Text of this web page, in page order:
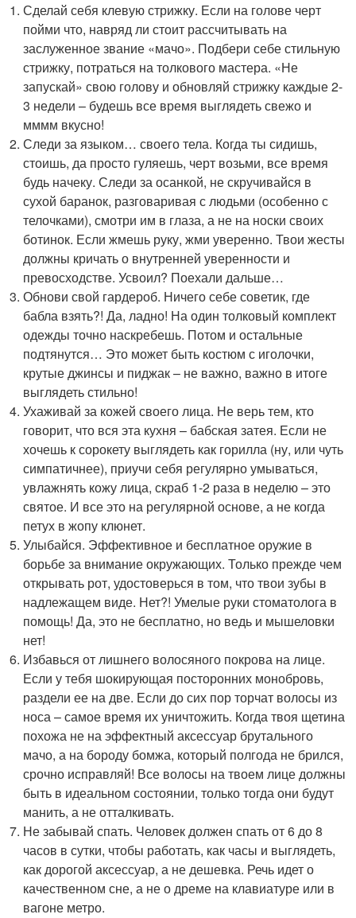
Сделай себя клевую стрижку. Если на голове черт
пойми что, навряд ли стоит рассчитывать на
заслуженное звание «мачо». Подбери себе стильную
стрижку, потраться на толкового мастера. «Не
запускай» свою голову и обновляй стрижку каждые 2-
3 недели – будешь все время выглядеть свежо и
мммм вкусно!
Следи за языком… своего тела. Когда ты сидишь,
стоишь, да просто гуляешь, черт возьми, все время
будь начеку. Следи за осанкой, не скручивайся в
сухой баранок, разговаривая с людьми (особенно с
телочками), смотри им в глаза, а не на носки своих
ботинок. Если жмешь руку, жми уверенно. Твои жесты
должны кричать о внутренней уверенности и
превосходстве. Усвоил? Поехали дальше…
Обнови свой гардероб. Ничего себе советик, где
бабла взять?! Да, ладно! На один толковый комплект
одежды точно наскребешь. Потом и остальные
подтянутся… Это может быть костюм с иголочки,
крутые джинсы и пиджак – не важно, важно в итоге
выглядеть стильно!
Ухаживай за кожей своего лица. Не верь тем, кто
говорит, что вся эта кухня – бабская затея. Если не
хочешь к сорокету выглядеть как горилла (ну, или чуть
симпатичнее), приучи себя регулярно умываться,
увлажнять кожу лица, скраб 1-2 раза в неделю – это
святое. И все это на регулярной основе, а не когда
петух в жопу клюнет.
Улыбайся. Эффективное и бесплатное оружие в
борьбе за внимание окружающих. Только прежде чем
открывать рот, удостоверься в том, что твои зубы в
надлежащем виде. Нет?! Умелые руки стоматолога в
помощь! Да, это не бесплатно, но ведь и мышеловки
нет!
Избавься от лишнего волосяного покрова на лице.
Если у тебя шокирующая посторонних монобровь,
раздели ее на две. Если до сих пор торчат волосы из
носа – самое время их уничтожить. Когда твоя щетина
похожа не на эффектный аксессуар брутального
мачо, а на бороду бомжа, который полгода не брился,
срочно исправляй! Все волосы на твоем лице должны
быть в идеальном состоянии, только тогда они будут
манить, а не отталкивать.
Не забывай спать. Человек должен спать от 6 до 8
часов в сутки, чтобы работать, как часы и выглядеть,
как дорогой аксессуар, а не дешевка. Речь идет о
качественном сне, а не о дреме на клавиатуре или в
вагоне метро.